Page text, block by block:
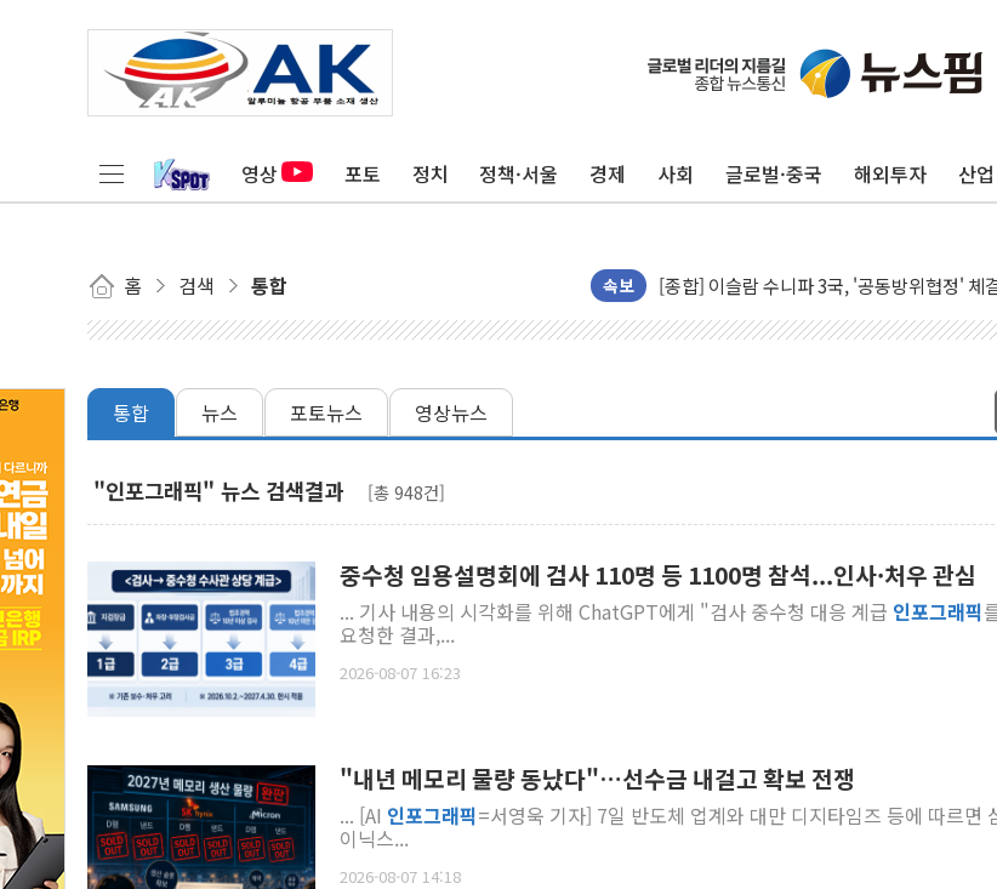
영상 포토 정치 정책·서울 경제 사회 글로벌·중국 해외투자 산업
홈 검색 통합 속보
트럼프, 쿡 연준 이사 해임 재추진…"26일까지
유럽증시, 美 고용 예상 밖 부진에 연준 금리
[종합] 이슬람 수니파 3국, '공동방위협정' 체
트럼프, 백신·자폐증 행정명령 검토…"이르
이란 핵심 원유 수출항 '하르그섬', 최근 1주
美 고용 쇼크에 엔화 장중 급등…시장은 "또
뉴욕증시 프리뷰, 美 고용 쇼크에 금리 인상
[사진] 이슬람 수니파 3개국, 공동방위협정 체결
뉴욕증시 개장 전 특징주...아틀라시안·클라
李 대통령, '6시간 마라톤 부동산 2차 회의'
트럼프, 中 겨냥 폴리실리콘 관세 15% 부과
통합 뉴스 포토뉴스 영상뉴스
"인포그래픽" 뉴스 검색결과 [총 948건]
중수청 임용설명회에 검사 110명 등 1100명 참석...인사·처우 관심
... 기사 내용의 시각화를 위해 ChatGPT에게 "검사 중수청 대응 계급 인포그래픽
요청한 결과,...
2026-08-07 16:23
"내년 메모리 물량 동났다"…선수금 내걸고 확보 전쟁
... [AI 인포그래픽=서영욱 기자] 7일 반도체 업계와 대만 디지타임즈 등에 따르면 삼성전자와 SK하
이닉스...
2026-08-07 14:18